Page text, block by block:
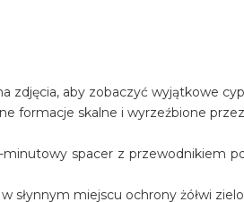
zdjęcia, aby zobaczyć wyjątkowe
formacje skalne i wyrzeźbione
minutowy spacer z przewodnikiem
słynnym miejscu ochrony żółwi